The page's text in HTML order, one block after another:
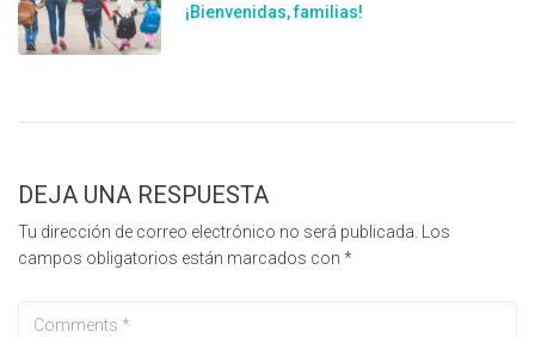
¡Bienvenidas, familias!
DEJA UNA RESPUESTA
Tu dirección de correo electrónico no será publicada.
Los
campos obligatorios están marcados con *